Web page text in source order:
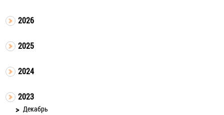
2026
2025
2024
2023
Декабрь